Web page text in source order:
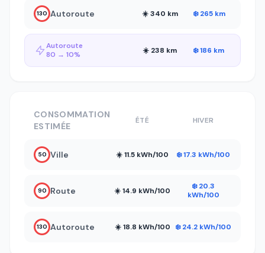
130 Autoroute ☀️ 340 km ❄️ 265 km
Autoroute
80 → 10%
☀️ 238 km ❄️ 186 km
CONSOMMATION
ESTIMÉE
ÉTÉ HIVER
50 Ville ☀️ 11.5 kWh/100 ❄️ 17.3 kWh/100
90 Route ☀️ 14.9 kWh/100
❄️ 20.3
kWh/100
130 Autoroute ☀️ 18.8 kWh/100 ❄️ 24.2 kWh/100